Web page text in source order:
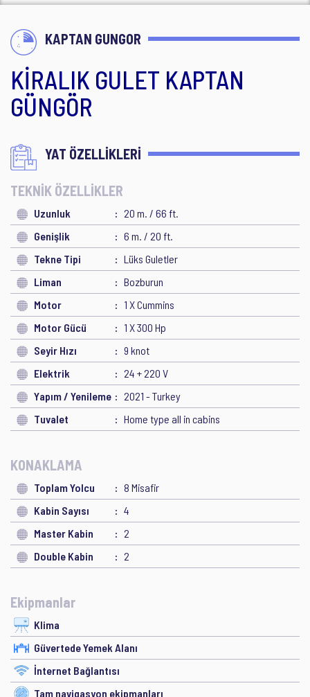
KAPTAN GUNGOR
KİRALIK GULET KAPTAN
GÜNGÖR
YAT ÖZELLİKLERİ
TEKNİK ÖZELLİKLER
Uzunluk
20 m. / 66 ft.
Genişlik
6 m. / 20 ft.
Tekne Tipi
Lüks Guletler
Liman
Bozburun
Motor
1 X Cummins
Motor Gücü
1 X 300 Hp
Seyir Hızı
9 knot
Elektrik
24 + 220 V
Yapım / Yenileme
2021 - Turkey
Tuvalet
Home type all in cabins
KONAKLAMA
Toplam Yolcu
8 Misafir
Kabin Sayısı
4
Master Kabin
2
Double Kabin
2
Ekipmanlar
Klima
Güvertede Yemek Alanı
İnternet Bağlantısı
Tam navigasyon ekipmanları